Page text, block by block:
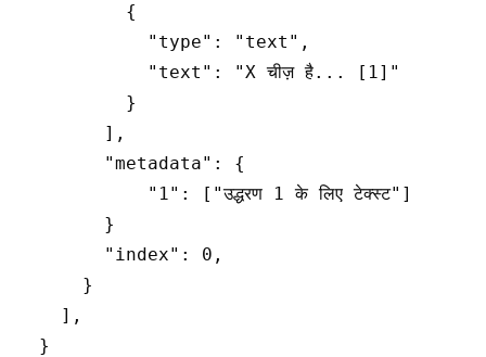
          {
            "type": "text",
            "text": "X चीज़ है... [1]"
          }
        ],
        "metadata": {
            "1": ["उद्धरण 1 के लिए टेक्स्ट"]
        }
        "index": 0,
      }
    ],
  }